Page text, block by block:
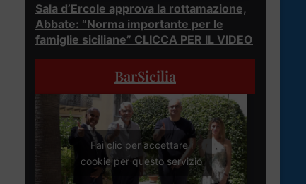
Sala d’Ercole approva la rottamazione,
Abbate: “Norma importante per le
famiglie siciliane” CLICCA PER IL VIDEO
BarSicilia
Fai clic per accettare i
cookie per questo servizio